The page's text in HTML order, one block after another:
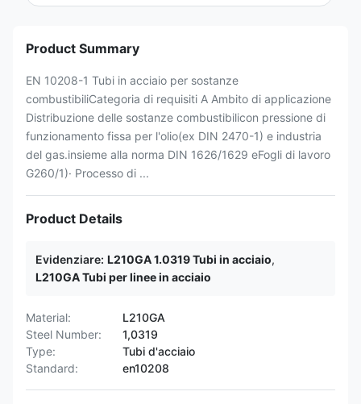
Product Summary
EN 10208-1 Tubi in acciaio per sostanze
combustibiliCategoria di requisiti A Ambito di applicazione
Distribuzione delle sostanze combustibilicon pressione di
funzionamento fissa per l'olio(ex DIN 2470-1) e industria
del gas.insieme alla norma DIN 1626/1629 eFogli di lavoro
G260/1)· Processo di ...
Product Details
Evidenziare: L210GA 1.0319 Tubi in acciaio,
L210GA Tubi per linee in acciaio
Material:
L210GA
Steel Number:
1,0319
Type:
Tubi d'acciaio
Standard:
en10208